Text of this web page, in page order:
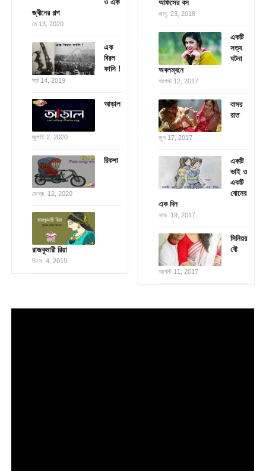
ও এক
জ্বীনের গল্প
মে 13, 2020
এক
বিরল
ফাসি !
মার্চ 14, 2019
আড়াল
জুলাই 2, 2020
রিকশা
ফেব্রু. 12, 2020
রাজকুমারী রিয়া
ডিসে. 4, 2019
অফিসের বস
জানু. 23, 2018
একটি
সত্য
ঘটনা
অবলম্বনে
আগস্ট 12, 2017
বাসর
রাত
জুন 17, 2017
একটি
ভাই ও
একটি
বোনের
এক দিন
নভে. 19, 2017
সিনিয়র
বৌ
আগস্ট 11, 2017